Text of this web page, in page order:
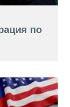
по